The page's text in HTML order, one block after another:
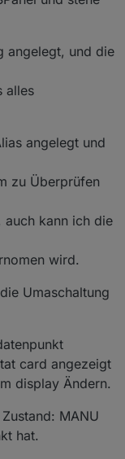
angelegt, und die
alles
angelegt und
zu Überprüfen
kann ich die
wird.
Umaschaltung
card angezeigt
display Ändern.
MANU
hat.